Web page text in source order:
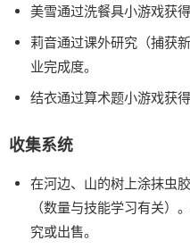
美雪通过洗餐具小游戏获得
莉音通过课外研究（捕获
业完成度。
结衣通过算术题小游戏获得
收集系统
在河边、山的树上涂抹虫
（数量与技能学习有关）
究或出售。